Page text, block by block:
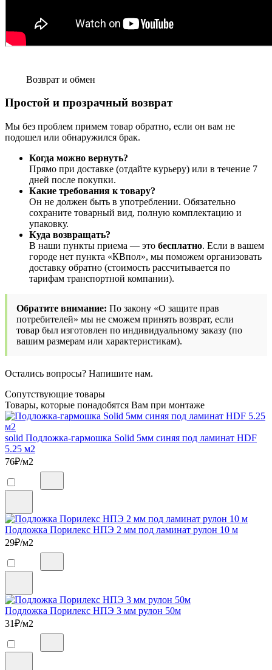
Возврат и обмен
Простой и прозрачный возврат
Мы без проблем примем товар обратно, если он вам не
подошел или обнаружился брак.
Когда можно вернуть?
Прямо при доставке (отдайте курьеру) или в течение 7
дней после покупки.
Какие требования к товару?
Он не должен быть в употреблении. Обязательно
сохраните товарный вид, полную комплектацию и
упаковку.
Куда возвращать?
В наши пункты приема — это бесплатно. Если в вашем
городе нет пункта «КВпол», мы поможем организовать
доставку обратно (стоимость рассчитывается по
тарифам транспортной компании).
Обратите внимание: По закону «О защите прав
потребителей» мы не сможем принять возврат, если
товар был изготовлен по индивидуальному заказу (по
вашим размерам или характеристикам).
Остались вопросы? Напишите нам.
Сопутствующие товары
Товары, которые понадобятся Вам при монтаже
solid Подложка-гармошка Solid 5мм синяя под ламинат HDF
5.25 м2
76₽/м2
Подложка Порилекс НПЭ 2 мм под ламинат рулон 10 м
29₽/м2
Подложка Порилекс НПЭ 3 мм рулон 50м
31₽/м2